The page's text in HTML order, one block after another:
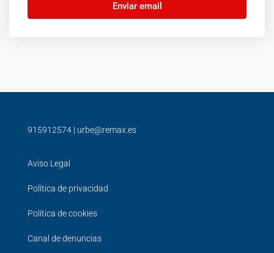
Enviar email
915912574 | urbe@remax.es
Aviso Legal
Política de privacidad
Política de cookies
Canal de denuncias